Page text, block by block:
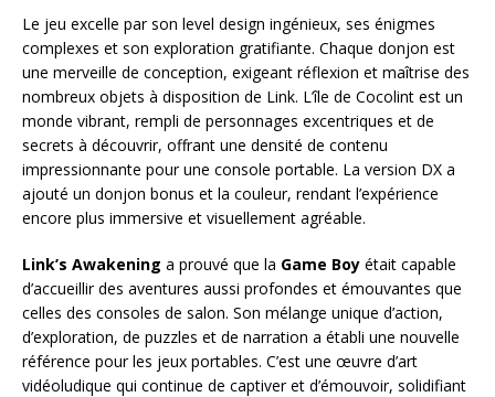
Le jeu excelle par son level design ingénieux, ses énigmes
complexes et son exploration gratifiante. Chaque donjon est
une merveille de conception, exigeant réflexion et maîtrise des
nombreux objets à disposition de Link. L’île de Cocolint est un
monde vibrant, rempli de personnages excentriques et de
secrets à découvrir, offrant une densité de contenu
impressionnante pour une console portable. La version DX a
ajouté un donjon bonus et la couleur, rendant l’expérience
encore plus immersive et visuellement agréable.
Link’s Awakening a prouvé que la Game Boy était capable
d’accueillir des aventures aussi profondes et émouvantes que
celles des consoles de salon. Son mélange unique d’action,
d’exploration, de puzzles et de narration a établi une nouvelle
référence pour les jeux portables. C’est une œuvre d’art
vidéoludique qui continue de captiver et d’émouvoir, solidifiant